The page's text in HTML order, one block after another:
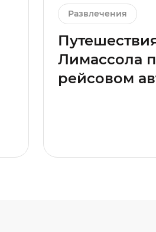
Развлечения
Лимассола
рейсовом